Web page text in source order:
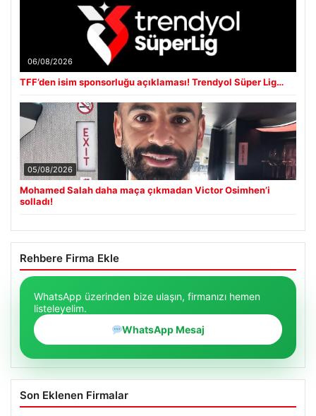
06/08/2026
TFF’den isim sponsorluğu açıklaması! Trendyol Süper Lig…
05/08/2026
Mohamed Salah daha maça çıkmadan Victor Osimhen’i
solladı!
Rehbere Firma Ekle
WhatsApp üzerinden bize ulaşın, firmanızı hemen
listeleyelim.
WhatsApp Mesaj
Son Eklenen Firmalar